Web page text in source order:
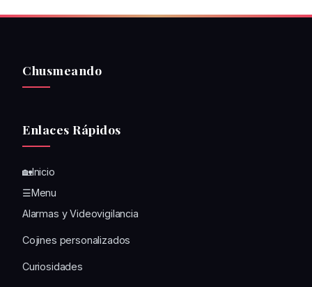
Chusmeando
Enlaces Rápidos
🏡Inicio
☰Menu
Alarmas y Videovigilancia
Cojines personalizados
Curiosidades